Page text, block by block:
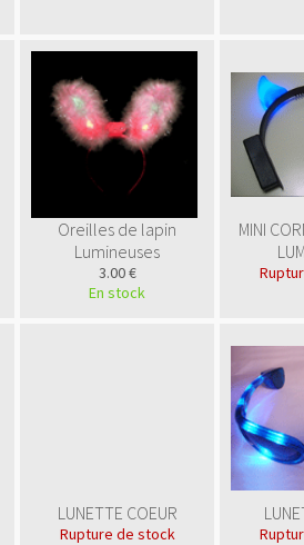
Oreilles de lapin
Lumineuses
3.00 €
En stock
MINI
LUNETTE COEUR
Rupture de stock